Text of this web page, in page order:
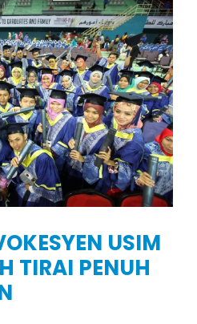
USIM
TIRAI PENUH